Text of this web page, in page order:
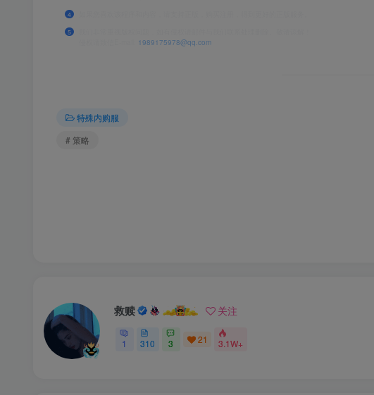
4
5
1989175978@qq.com
特殊内购服
# 策略
救赎 关注
1 310 3 21 3.1W+